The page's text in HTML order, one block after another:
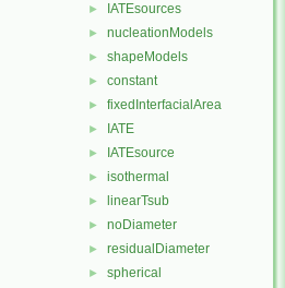
► IATEsources
► nucleationModels
► shapeModels
► constant
► fixedInterfacialArea
► IATE
► IATEsource
► isothermal
► linearTsub
► noDiameter
► residualDiameter
► spherical